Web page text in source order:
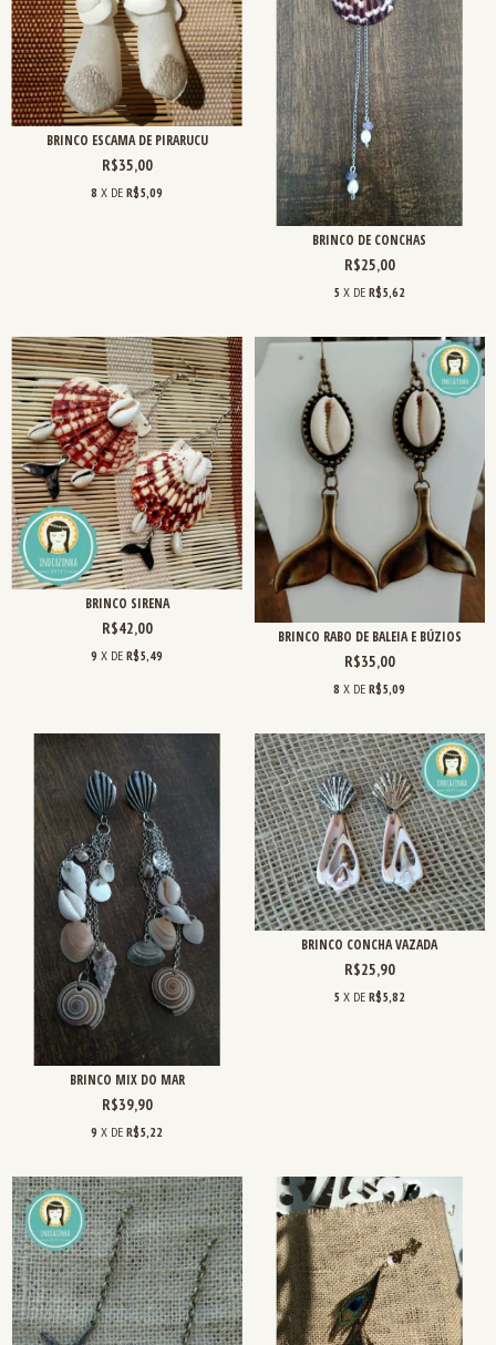
BRINCO ESCAMA DE PIRARUCU
R$35,00
8 X DE R$5,09
BRINCO DE CONCHAS
R$25,00
5 X DE R$5,62
BRINCO SIRENA
R$42,00
9 X DE R$5,49
BRINCO RABO DE BALEIA E BÚZIOS
R$35,00
8 X DE R$5,09
BRINCO MIX DO MAR
R$39,90
9 X DE R$5,22
BRINCO CONCHA VAZADA
R$25,90
5 X DE R$5,82